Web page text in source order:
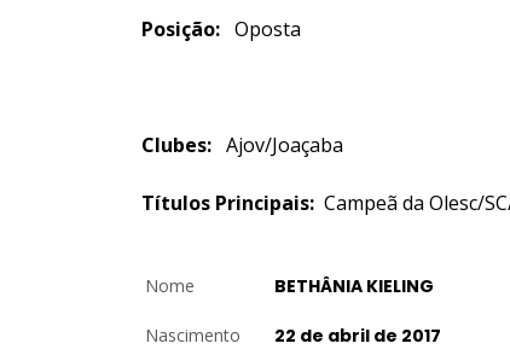
Posição: Oposta
Clubes: Ajov/Joaçaba
Títulos Principais: Campeã da Olesc/
Nome BETHÂNIA KIELING
Nascimento 22 de abril de 2017